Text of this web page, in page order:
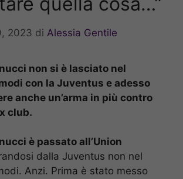
2023 di Alessia Gentile
non si è lasciato nel
con la Juventus e adesso
anche un’arma in più contro
club.
è passato all’Union
dalla Juventus non nel
Anzi. Prima è stato messo